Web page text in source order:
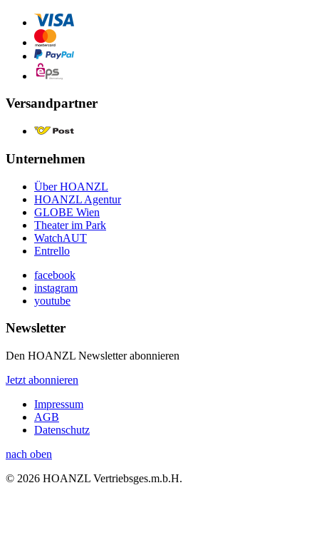
Versandpartner
Unternehmen
Über HOANZL
HOANZL Agentur
GLOBE Wien
Theater im Park
WatchAUT
Entrello
facebook
instagram
youtube
Newsletter
Den HOANZL Newsletter abonnieren
Jetzt abonnieren
Impressum
AGB
Datenschutz
nach oben
© 2026 HOANZL Vertriebsges.m.b.H.